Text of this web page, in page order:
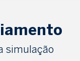
simulação